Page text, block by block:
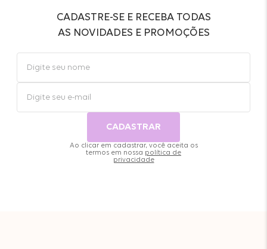
CADASTRE-SE E RECEBA TODAS
AS NOVIDADES E PROMOÇÕES
CADASTRAR
Ao clicar em cadastrar, você aceita os
termos em nossa política de
privacidade